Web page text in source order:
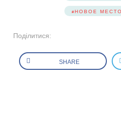
НОВОЕ МЕСТО
Поділитися:
SHARE